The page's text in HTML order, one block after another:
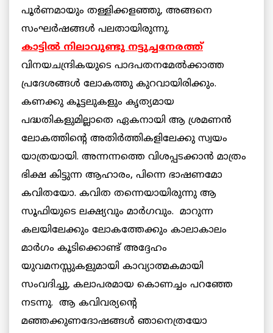
പൂര്‍ണമായും തള്ളിക്കളഞ്ഞു, അങ്ങനെ
സംഘര്‍ഷങ്ങള്‍ പലതായിരുന്നു.
കാട്ടില്‍ നിലാവുണ്ടു നട്ടുച്ചനേരത്ത്
വിനയചന്ദ്രികയുടെ പാദപതനമേല്‍ക്കാത്ത
പ്രദേശങ്ങള്‍ ലോകത്തു കുറവായിരിക്കും.
കണക്കു കൂട്ടലുകളും കൃത്യമായ
പദ്ധതികളുമില്ലാതെ ഏകനായി ആ ശ്രമണന്‍
ലോകത്തിന്റെ അതിര്‍ത്തികളിലേക്കു സ്വയം
യാത്രയായി. അന്നന്നത്തെ വിശപ്പടക്കാന്‍ മാത്രം
ഭിക്ഷ കിട്ടുന്ന ആഹാരം, പിന്നെ ഭാഷണമോ
കവിതയോ. കവിത തന്നെയായിരുന്നു ആ
സൂഫിയുടെ ലക്ഷ്യവും മാര്‍ഗവും. മാറുന്ന
കലയിലേക്കും ലോകത്തേക്കും കാലാകാലം
മാര്‍ഗം കൂടിക്കൊണ്ട് അദ്ദേഹം
യുവമനസ്സുകളുമായി കാവ്യാത്മകമായി
സംവദിച്ചു, കലാപരമായ കൊണച്ചം പറഞ്ഞേ
നടന്നു. ആ കവിവര്യന്റെ
മഞ്ഞക്കുണദോഷങ്ങള്‍ ഞാനെത്രയോ